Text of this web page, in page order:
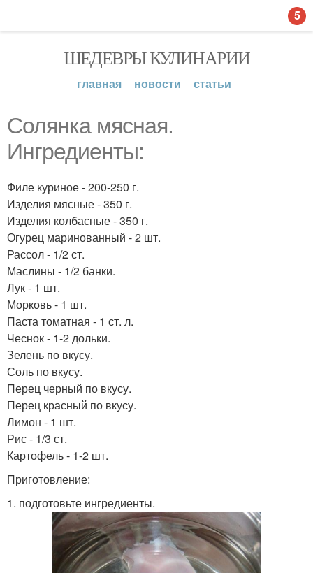
ШЕДЕВРЫ КУЛИНАРИИ
главная новости статьи
Солянка мясная.
Ингредиенты:
Филе куриное - 200-250 г.
Изделия мясные - 350 г.
Изделия колбасные - 350 г.
Огурец маринованный - 2 шт.
Рассол - 1/2 ст.
Маслины - 1/2 банки.
Лук - 1 шт.
Морковь - 1 шт.
Паста томатная - 1 ст. л.
Чеснок - 1-2 дольки.
Зелень по вкусу.
Соль по вкусу.
Перец черный по вкусу.
Перец красный по вкусу.
Лимон - 1 шт.
Рис - 1/3 ст.
Картофель - 1-2 шт.
Приготовление:
1. подготовьте ингредиенты.
5